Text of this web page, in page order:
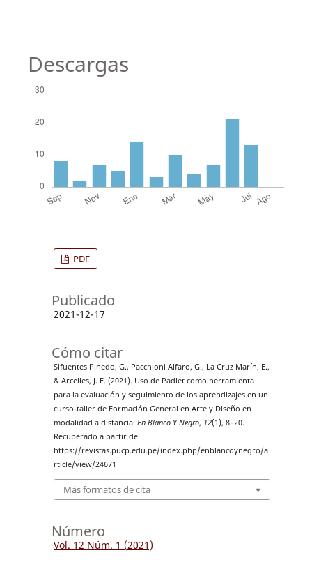
Descargas
PDF
Publicado
2021-12-17
Cómo citar
Sifuentes Pinedo, G., Pacchioni Alfaro, G., La Cruz Marín, E.,
& Arcelles, J. E. (2021). Uso de Padlet como herramienta
para la evaluación y seguimiento de los aprendizajes en un
curso-taller de Formación General en Arte y Diseño en
modalidad a distancia. En Blanco Y Negro, 12(1), 8–20.
Recuperado a partir de
https://revistas.pucp.edu.pe/index.php/enblancoynegro/a
rticle/view/24671
Más formatos de cita
Número
Vol. 12 Núm. 1 (2021)